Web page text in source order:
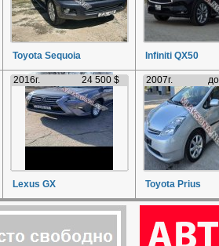
Toyota Sequoia Infiniti QX50
2016г. 24 500 $
Lexus GX
2007г.
Toyota Prius